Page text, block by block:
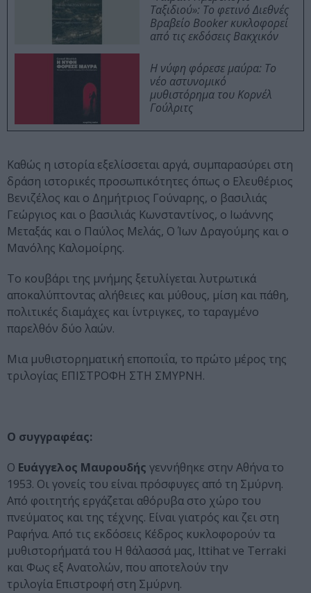
Ταξιδιού»: Το φετινό Διεθνές
Βραβείο Booker κυκλοφορεί
από τις εκδόσεις Βακχικόν
Η νύφη φόρεσε μαύρα: Το
νέο αστυνομικό
μυθιστόρημα του Κορνέλ
Γούλριτς
Καθώς η ιστορία εξελίσσεται αργά, συμπαρασύρει στη
δράση ιστορικές προσωπικότητες όπως ο Ελευθέριος
Βενιζέλος και ο Δημήτριος Γούναρης, ο βασιλιάς
Γεώργιος και ο βασιλιάς Κωνσταντίνος, ο Ιωάννης
Μεταξάς και ο Παύλος Μελάς, Ο Ίων Δραγούμης και ο
Μανόλης Καλομοίρης.
Το κουβάρι της μνήμης ξετυλίγεται λυτρωτικά
αποκαλύπτοντας αλήθειες και μύθους, μίση και πάθη,
πολιτικές διαμάχες και ίντριγκες, το ταραγμένο
παρελθόν δύο λαών.
Μια μυθιστορηματική εποποιΐα, το πρώτο μέρος της
τριλογίας ΕΠΙΣΤΡΟΦΗ ΣΤΗ ΣΜΥΡΝΗ.
Ο συγγραφέας:
Ο Ευάγγελος Μαυρουδής γεννήθηκε στην Αθήνα το
1953. Οι γονείς του είναι πρόσφυγες από τη Σμύρνη.
Από φοιτητής εργάζεται αθόρυβα στο χώρο του
πνεύματος και της τέχνης. Είναι γιατρός και ζει στη
Ραφήνα. Από τις εκδόσεις Κέδρος κυκλοφορούν τα
μυθιστορήματά του Η θάλασσά μας, Ittihat ve Terraki
και Φως εξ Ανατολών, που αποτελούν την
τριλογία Επιστροφή στη Σμύρνη.